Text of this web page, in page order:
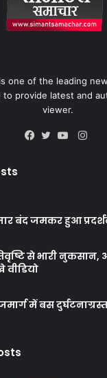
is one of the leading
to provide latest and
viewer.
बंद जमकर हुआ
से भारी नुकसान,
में बस